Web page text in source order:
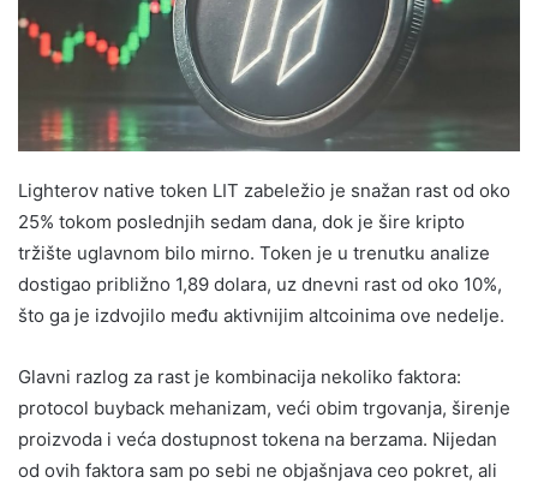
Lighterov native token LIT zabeležio je snažan rast od oko
25% tokom poslednjih sedam dana, dok je šire kripto
tržište uglavnom bilo mirno. Token je u trenutku analize
dostigao približno 1,89 dolara, uz dnevni rast od oko 10%,
što ga je izdvojilo među aktivnijim altcoinima ove nedelje.
Glavni razlog za rast je kombinacija nekoliko faktora:
protocol buyback mehanizam, veći obim trgovanja, širenje
proizvoda i veća dostupnost tokena na berzama. Nijedan
od ovih faktora sam po sebi ne objašnjava ceo pokret, ali